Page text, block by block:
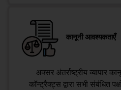
कानूनी आवश्यकताएँ
अक्सर अंतर्राष्ट्रीय व्यापार
कॉन्ट्रैक्ट्स द्वारा सभी संबंधित